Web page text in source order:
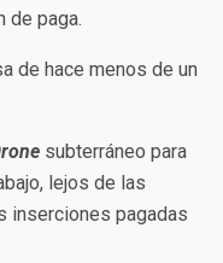
de paga.
de hace menos de un
subterráneo para
lejos de las
inserciones pagadas